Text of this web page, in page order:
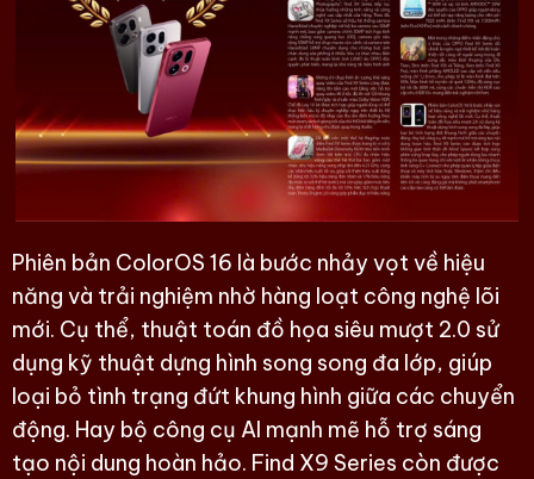
Phiên bản ColorOS 16 là bước nhảy vọt về hiệu
năng và trải nghiệm nhờ hàng loạt công nghệ lõi
mới. Cụ thể, thuật toán đồ họa siêu mượt 2.0 sử
dụng kỹ thuật dựng hình song song đa lớp, giúp
loại bỏ tình trạng đứt khung hình giữa các chuyển
động. Hay bộ công cụ AI mạnh mẽ hỗ trợ sáng
tạo nội dung hoàn hảo. Find X9 Series còn được